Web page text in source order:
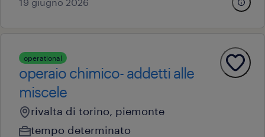
operational
operaio chimico- addetti alle
miscele
rivalta di torino, piemonte
tempo determinato